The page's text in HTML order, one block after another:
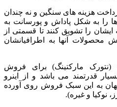
هزینه های سنگین و نه چندان
ها را به شکل پاداش و پورسانت به
ایشان را تشویق کنند تا قسمتی از
آنها به اطرافیانشان
(نتورک مارکتینگ) برای فروش
قدرتمند می باشد و از اینرو
به این سبک فروش روی آورده
نوکیا و غیره).